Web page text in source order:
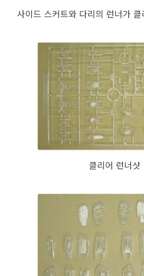
사이드 스커트와 다리의 런너가
클리어 런너샷